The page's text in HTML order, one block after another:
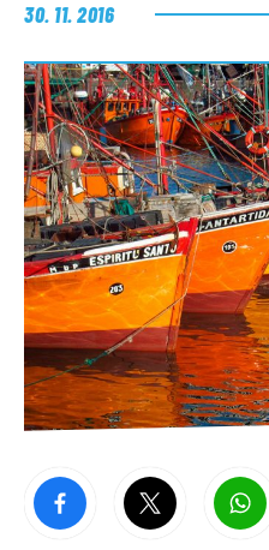
EL LADO «G»
30. 11. 2016